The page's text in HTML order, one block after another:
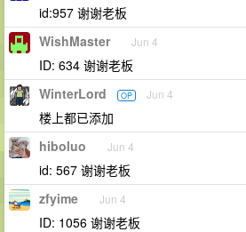
id:957 谢谢老板
WishMaster Jun 4
ID: 634 谢谢老板
WinterLord OP Jun 4
楼上都已添加
hiboluo Jun 4
id: 567 谢谢老板
zfyime Jun 4
ID: 1056 谢谢老板